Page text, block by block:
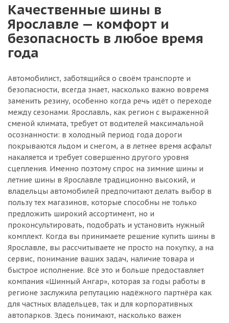
Качественные шины в
Ярославле — комфорт и
безопасность в любое время
года
Автомобилист, заботящийся о своём транспорте и
безопасности, всегда знает, насколько важно вовремя
заменить резину, особенно когда речь идёт о переходе
между сезонами. Ярославль, как регион с выраженной
сменой климата, требует от водителей максимальной
осознанности: в холодный период года дороги
покрываются льдом и снегом, а в летнее время асфальт
накаляется и требует совершенно другого уровня
сцепления. Именно поэтому спрос на зимние шины и
летние шины в Ярославле традиционно высокий, и
владельцы автомобилей предпочитают делать выбор в
пользу тех магазинов, которые способны не только
предложить широкий ассортимент, но и
проконсультировать, подобрать и установить нужный
комплект. Когда вы принимаете решение купить шины в
Ярославле, вы рассчитываете не просто на покупку, а на
сервис, понимание ваших задач, наличие товара и
быстрое исполнение. Всё это и больше предоставляет
компания «Шинный Ангар», которая за годы работы в
регионе заслужила репутацию надёжного партнёра как
для частных владельцев, так и для корпоративных
автопарков. Здесь понимают, насколько важен